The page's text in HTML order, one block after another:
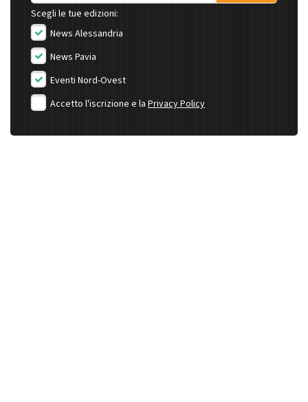
Scegli le tue edizioni:
News Alessandria
News Pavia
Eventi Nord-Ovest
Accetto l'iscrizione e la Privacy Policy